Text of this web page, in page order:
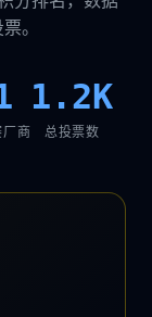
。
厂商
1.2K
总投票数